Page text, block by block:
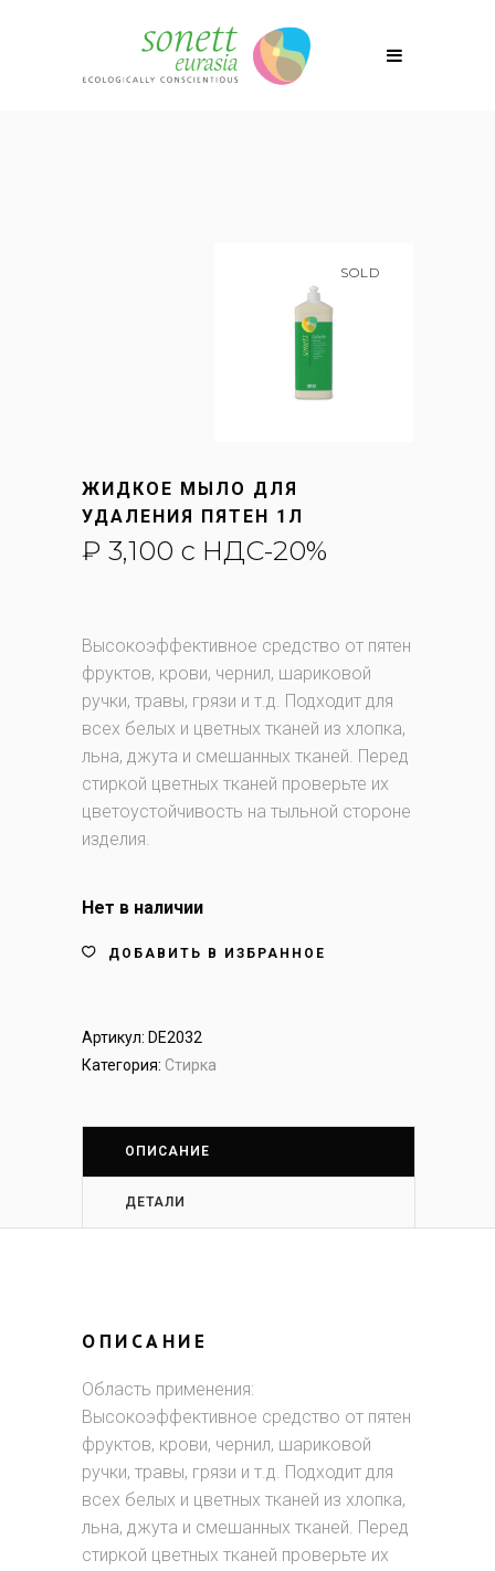
SOLD
ЖИДКОЕ МЫЛО ДЛЯ
УДАЛЕНИЯ ПЯТЕН 1Л
₽ 3,100 с НДС-20%
Высокоэффективное средство от пятен
фруктов, крови, чернил, шариковой
ручки, травы, грязи и т.д. Подходит для
всех белых и цветных тканей из хлопка,
льна, джута и смешанных тканей. Перед
стиркой цветных тканей проверьте их
цветоустойчивость на тыльной стороне
изделия.
Нет в наличии
ДОБАВИТЬ В ИЗБРАННОЕ
Артикул: DE2032
Категория: Стирка
ОПИСАНИЕ
ДЕТАЛИ
ОПИСАНИЕ
Область применения:
Высокоэффективное средство от пятен
фруктов, крови, чернил, шариковой
ручки, травы, грязи и т.д. Подходит для
всех белых и цветных тканей из хлопка,
льна, джута и смешанных тканей. Перед
стиркой цветных тканей проверьте их